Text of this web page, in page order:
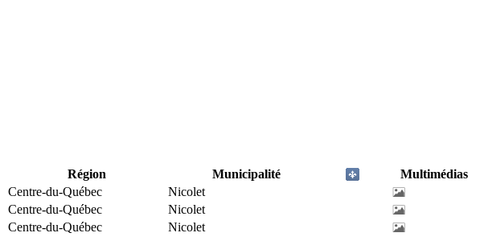
Région Municipalité
Multimédias
Centre-du-Québec
Nicolet
Centre-du-Québec
Nicolet
Centre-du-Québec
Nicolet